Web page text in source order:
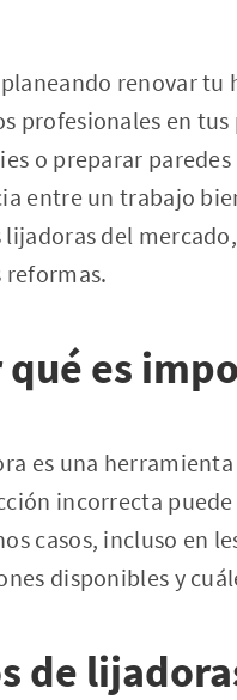
renovar tu
profesionales en
o preparar
entre un trabajo
lijadoras del
reformas.
qué es
es una
incorrecta
casos, incluso en
disponibles y
de